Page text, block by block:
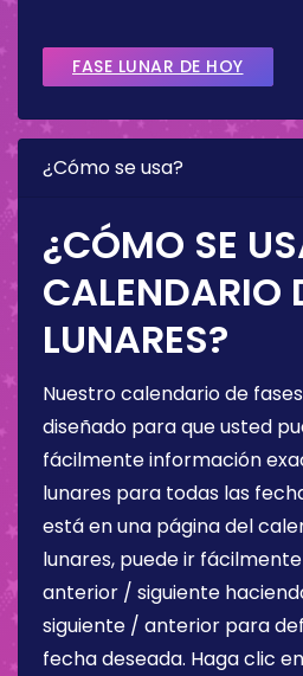
FASE LUNAR DE HOY
¿Cómo se usa?
¿CÓMO SE
CALENDARIO
LUNARES?
Nuestro calendario de
diseñado para que usted
fácilmente información
lunares para todas las
está en una página del
lunares, puede ir
anterior / siguiente
siguiente / anterior para
fecha deseada. Haga clic